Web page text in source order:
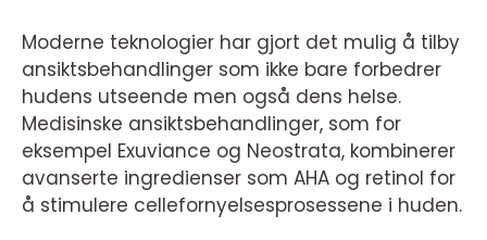
Moderne teknologier har gjort det mulig å tilby
ansiktsbehandlinger som ikke bare forbedrer
hudens utseende men også dens helse.
Medisinske ansiktsbehandlinger, som for
eksempel Exuviance og Neostrata, kombinerer
avanserte ingredienser som AHA og retinol for
å stimulere cellefornyelsesprosessene i huden.